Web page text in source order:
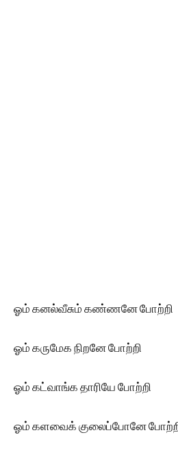
ஓம் கனல்வீசும் கண்ணனே போற்றி
ஓம் கருமேக நிறனே போற்றி
ஓம் கட்வாங்க தாரியே போற்றி
ஓம் களவைக் குலைப்போனே